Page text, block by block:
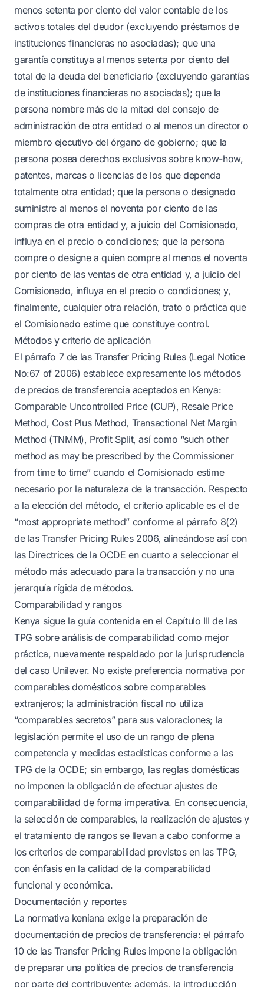
menos setenta por ciento del valor contable de los
activos totales del deudor (excluyendo préstamos de
instituciones financieras no asociadas); que una
garantía constituya al menos setenta por ciento del
total de la deuda del beneficiario (excluyendo garantías
de instituciones financieras no asociadas); que la
persona nombre más de la mitad del consejo de
administración de otra entidad o al menos un director o
miembro ejecutivo del órgano de gobierno; que la
persona posea derechos exclusivos sobre know-how,
patentes, marcas o licencias de los que dependa
totalmente otra entidad; que la persona o designado
suministre al menos el noventa por ciento de las
compras de otra entidad y, a juicio del Comisionado,
influya en el precio o condiciones; que la persona
compre o designe a quien compre al menos el noventa
por ciento de las ventas de otra entidad y, a juicio del
Comisionado, influya en el precio o condiciones; y,
finalmente, cualquier otra relación, trato o práctica que
el Comisionado estime que constituye control.
Métodos y criterio de aplicación
El párrafo 7 de las Transfer Pricing Rules (Legal Notice
No:67 of 2006) establece expresamente los métodos
de precios de transferencia aceptados en Kenya:
Comparable Uncontrolled Price (CUP), Resale Price
Method, Cost Plus Method, Transactional Net Margin
Method (TNMM), Profit Split, así como “such other
method as may be prescribed by the Commissioner
from time to time” cuando el Comisionado estime
necesario por la naturaleza de la transacción. Respecto
a la elección del método, el criterio aplicable es el de
“most appropriate method” conforme al párrafo 8(2)
de las Transfer Pricing Rules 2006, alineándose así con
las Directrices de la OCDE en cuanto a seleccionar el
método más adecuado para la transacción y no una
jerarquía rígida de métodos.
Comparabilidad y rangos
Kenya sigue la guía contenida en el Capítulo III de las
TPG sobre análisis de comparabilidad como mejor
práctica, nuevamente respaldado por la jurisprudencia
del caso Unilever. No existe preferencia normativa por
comparables domésticos sobre comparables
extranjeros; la administración fiscal no utiliza
“comparables secretos” para sus valoraciones; la
legislación permite el uso de un rango de plena
competencia y medidas estadísticas conforme a las
TPG de la OCDE; sin embargo, las reglas domésticas
no imponen la obligación de efectuar ajustes de
comparabilidad de forma imperativa. En consecuencia,
la selección de comparables, la realización de ajustes y
el tratamiento de rangos se llevan a cabo conforme a
los criterios de comparabilidad previstos en las TPG,
con énfasis en la calidad de la comparabilidad
funcional y económica.
Documentación y reportes
La normativa keniana exige la preparación de
documentación de precios de transferencia: el párrafo
10 de las Transfer Pricing Rules impone la obligación
de preparar una política de precios de transferencia
por parte del contribuyente; además, la introducción